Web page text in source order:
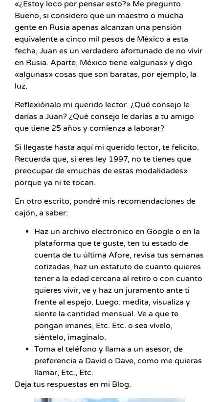
«¿Estoy loco por pensar esto?» Me pregunto.
Bueno, si considero que un maestro o mucha
gente en Rusia apenas alcanzan una pensión
equivalente a cinco mil pesos de México a esta
fecha, Juan es un verdadero afortunado de no vivir
en Rusia. Aparte, México tiene «algunas» y digo
«algunas» cosas que son baratas, por ejemplo, la
luz.
Reflexiónalo mi querido lector. ¿Qué consejo le
darías a Juan? ¿Qué consejo le darías a tu amigo
que tiene 25 años y comienza a laborar?
Si llegaste hasta aquí mi querido lector, te felicito.
Recuerda que, si eres ley 1997, no te tienes que
preocupar de «muchas de estas modalidades»
porque ya ni te tocan.
En otro escrito, pondré mis recomendaciones de
cajón, a saber:
Haz un archivo electrónico en Google o en la
plataforma que te guste, ten tu estado de
cuenta de tu última Afore, revisa tus semanas
cotizadas, haz un estatuto de cuanto quieres
tener a la edad cercana al retiro o con cuanto
quieres vivir, ve y haz un juramento ante ti
frente al espejo. Luego: medita, visualiza y
siente la cantidad mensual. Ve a que te
pongan imanes, Etc. Etc. o sea vívelo,
siéntelo, imagínalo.
Toma el teléfono y llama a un asesor, de
preferencia a David o Dave, como me quieras
llamar, Etc., Etc.
Deja tus respuestas en mi Blog.